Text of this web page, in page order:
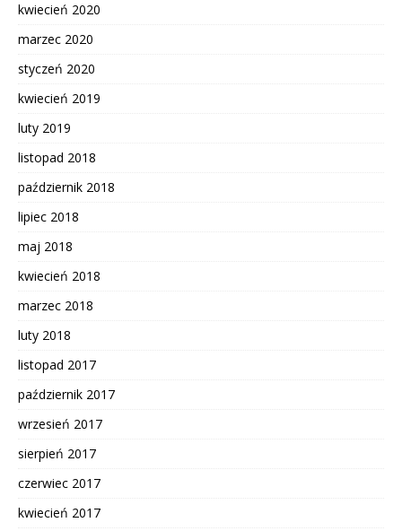
kwiecień 2020
marzec 2020
styczeń 2020
kwiecień 2019
luty 2019
listopad 2018
październik 2018
lipiec 2018
maj 2018
kwiecień 2018
marzec 2018
luty 2018
listopad 2017
październik 2017
wrzesień 2017
sierpień 2017
czerwiec 2017
kwiecień 2017